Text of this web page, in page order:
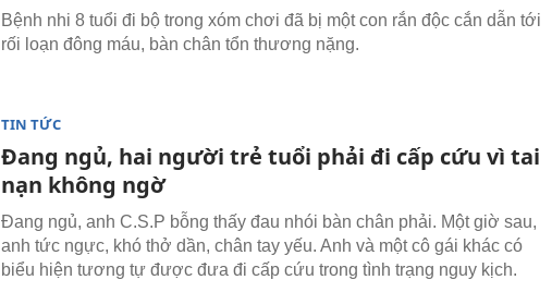
Bệnh nhi 8 tuổi đi bộ trong xóm chơi đã bị một con rắn độc cắn dẫn tới
rối loạn đông máu, bàn chân tổn thương nặng.
TIN TỨC
Đang ngủ, hai người trẻ tuổi phải đi cấp cứu vì tai
nạn không ngờ
Đang ngủ, anh C.S.P bỗng thấy đau nhói bàn chân phải. Một giờ sau,
anh tức ngực, khó thở dần, chân tay yếu. Anh và một cô gái khác có
biểu hiện tương tự được đưa đi cấp cứu trong tình trạng nguy kịch.